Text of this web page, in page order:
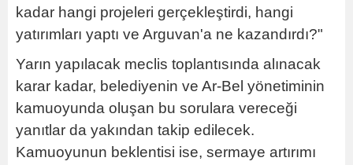
kadar hangi projeleri gerçekleştirdi, hangi
yatırımları yaptı ve Arguvan'a ne kazandırdı?"
Yarın yapılacak meclis toplantısında alınacak
karar kadar, belediyenin ve Ar-Bel yönetiminin
kamuoyunda oluşan bu sorulara vereceği
yanıtlar da yakından takip edilecek.
Kamuoyunun beklentisi ise, sermaye artırımı